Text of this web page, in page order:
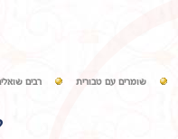
שומרים עם טבורית רבים